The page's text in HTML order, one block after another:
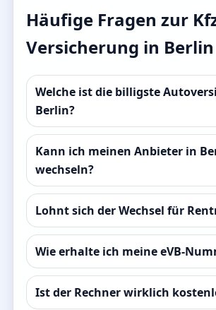
Häufige Fragen zur
Versicherung in Berlin
Welche ist die billigste
Berlin?
Kann ich meinen Anbieter in
wechseln?
Lohnt sich der Wechsel für
Wie erhalte ich meine eVB-
Ist der Rechner wirklich